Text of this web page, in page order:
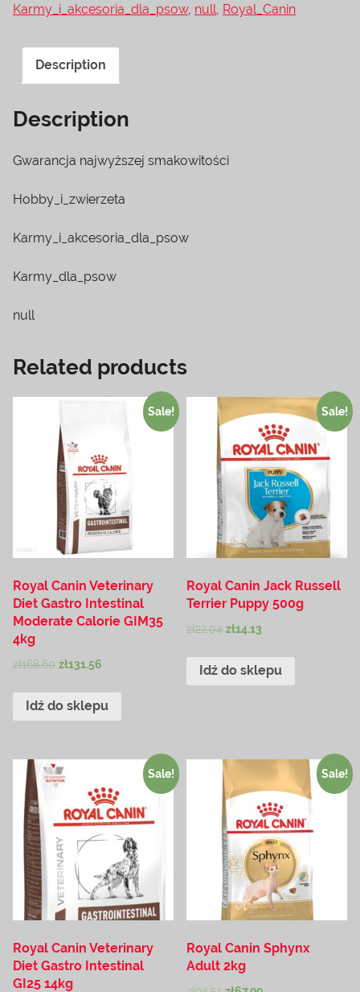
Karmy_i_akcesoria_dla_psow, null, Royal_Canin
Description
Description
Gwarancja najwyższej smakowitości
Hobby_i_zwierzeta
Karmy_i_akcesoria_dla_psow
Karmy_dla_psow
null
Related products
Sale!
Royal Canin Veterinary
Diet Gastro Intestinal
Moderate Calorie GIM35
4kg
zł168.60 zł131.56
Idź do sklepu
Sale!
Royal Canin Jack Russell
Terrier Puppy 500g
zł22.04 zł14.13
Idź do sklepu
Sale!
Royal Canin Veterinary
Diet Gastro Intestinal
GI25 14kg
Sale!
Royal Canin Sphynx
Adult 2kg